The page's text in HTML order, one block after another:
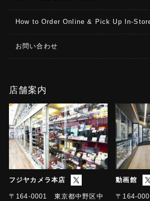
How to Order Online & Pick Up In-
お問い合わせ
店舗案内
フジヤカメラ本店
〒164-0001 東京都中野区中
動画館
〒164-